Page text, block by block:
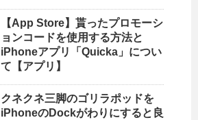
【App Store】貰ったプロモーシ
ョンコードを使用する方法と
iPhoneアプリ「Quicka」につい
て【アプリ】
クネクネ三脚のゴリラポッドを
iPhoneのDockがわりにすると良